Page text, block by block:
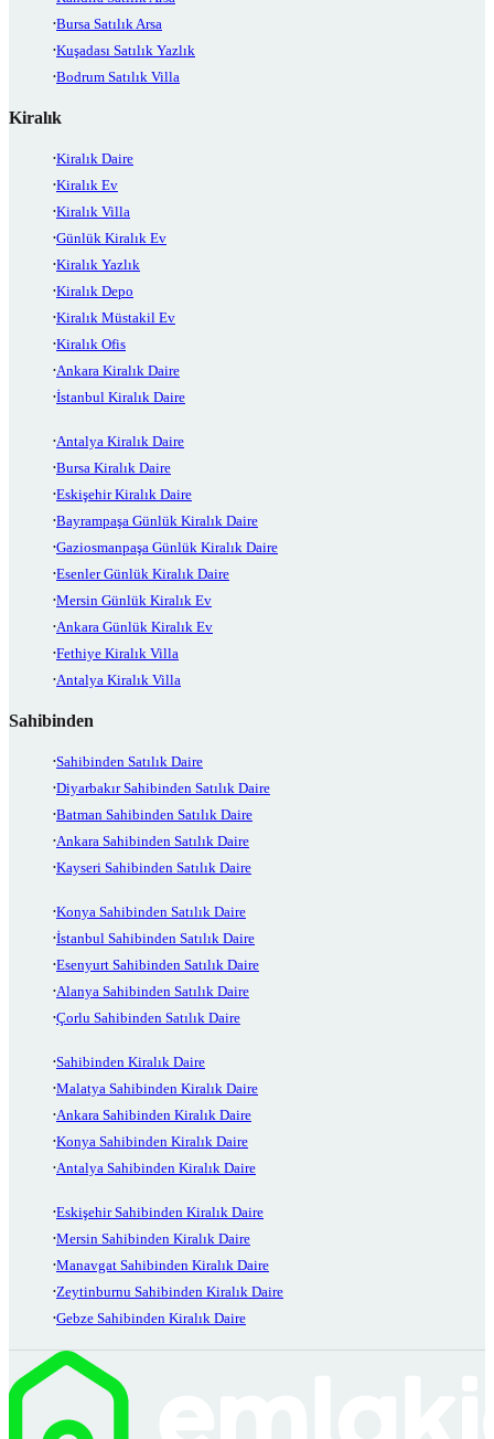
Bursa Satılık Arsa
Kuşadası Satılık Yazlık
Bodrum Satılık Villa
Kiralık
Kiralık Daire
Kiralık Ev
Kiralık Villa
Günlük Kiralık Ev
Kiralık Yazlık
Kiralık Depo
Kiralık Müstakil Ev
Kiralık Ofis
Ankara Kiralık Daire
İstanbul Kiralık Daire
Antalya Kiralık Daire
Bursa Kiralık Daire
Eskişehir Kiralık Daire
Bayrampaşa Günlük Kiralık Daire
Gaziosmanpaşa Günlük Kiralık Daire
Esenler Günlük Kiralık Daire
Mersin Günlük Kiralık Ev
Ankara Günlük Kiralık Ev
Fethiye Kiralık Villa
Antalya Kiralık Villa
Sahibinden
Sahibinden Satılık Daire
Diyarbakır Sahibinden Satılık Daire
Batman Sahibinden Satılık Daire
Ankara Sahibinden Satılık Daire
Kayseri Sahibinden Satılık Daire
Konya Sahibinden Satılık Daire
İstanbul Sahibinden Satılık Daire
Esenyurt Sahibinden Satılık Daire
Alanya Sahibinden Satılık Daire
Çorlu Sahibinden Satılık Daire
Sahibinden Kiralık Daire
Malatya Sahibinden Kiralık Daire
Ankara Sahibinden Kiralık Daire
Konya Sahibinden Kiralık Daire
Antalya Sahibinden Kiralık Daire
Eskişehir Sahibinden Kiralık Daire
Mersin Sahibinden Kiralık Daire
Manavgat Sahibinden Kiralık Daire
Zeytinburnu Sahibinden Kiralık Daire
Gebze Sahibinden Kiralık Daire